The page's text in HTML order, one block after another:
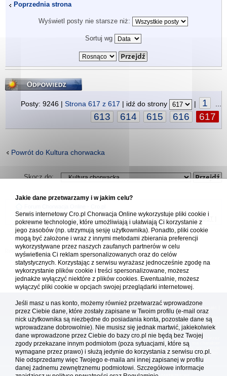
Poprzednia strona
Wyświetl posty nie starsze niż:
Sortuj wg
Odpowiedz
Posty: 9246 | Strona 617 z 617 | idź do strony | 1 ...
613 614 615 616 617
Powrót do Kultura chorwacka
Skocz do:
Usuń ciasteczka
• Strefa czasowa: UTC + 1 (Polska - czas zimowy) [
[ reklama ] [
Platforma cro.pl© Chorwacja online™ wykorzystuje cookies do prawidłowego działania, te pliki
gromadzą na Twoim komputerze dane ułatwiające korzystanie z serwisu; więcej informacji w
polityce prywatności
Redakcja platformy cro.pl© Chorwacja online™ nie odpowiada za treści zamieszczone przez
użytkowników. Korzystanie z serwisu oznacza akceptację regulaminu. Serwis ma charakter
wyłącznie informacyjny. Cro.pl© nie reprezentuje interesów żadnego biura podróży, nie zajmuje
się organizacją imprez turystycznych oraz nie odpowiada za treść zamieszczonych reklam.
Jakie dane przetwarzamy i w jakim celu?
Serwis internetowy Cro.pl Chorwacja Online wykorzystuje pliki cookie i
pokrewne technologie, które umożliwiają i ułatwiają Ci korzystanie z
jego zasobów (np. utrzymują sesję użytkownika). Ponadto, pliki cookie
mogą być założone i wraz z innymi metodami zbierania preferencji
wykorzystywane przez naszych zaufanych partnerów w celu
wyświetlenia Ci reklam spersonalizowanych oraz do celów
statystycznych. Korzystając z serwisu wyrażasz jednocześnie zgodę na
wykorzystanie plików cookie i treści spersonalizowane, możesz
jednakże wyłączyć niektóre z plików cookies. Ewentualnie, możesz
wyłączyć pliki cookie w opcjach swojej przeglądarki internetowej.
Jeśli masz u nas konto, możemy również przetwarzać wprowadzone
przez Ciebie dane, które zostały zapisane w Twoim profilu (e-mail oraz
nick użytkownika są niezbędne do posiadania konta, pozostałe dane są
wprowadzane dobrowolnie). Nie musisz się jednak martwić, jakiekolwiek
dane wprowadzone przez Ciebie do bazy cro.pl nie będą bez Twojej
zgody przekazane innym podmiotom (poza sytuacjami, które są
wymagane przez prawo) i służą jedynie do korzystania z serwisu cro.pl.
Nie odsprzedamy więc Twojego e-maila ani innej zapisanej w profilu
danej żadnemu zewnętrznemu podmiotowi. Szczegółowe informacje